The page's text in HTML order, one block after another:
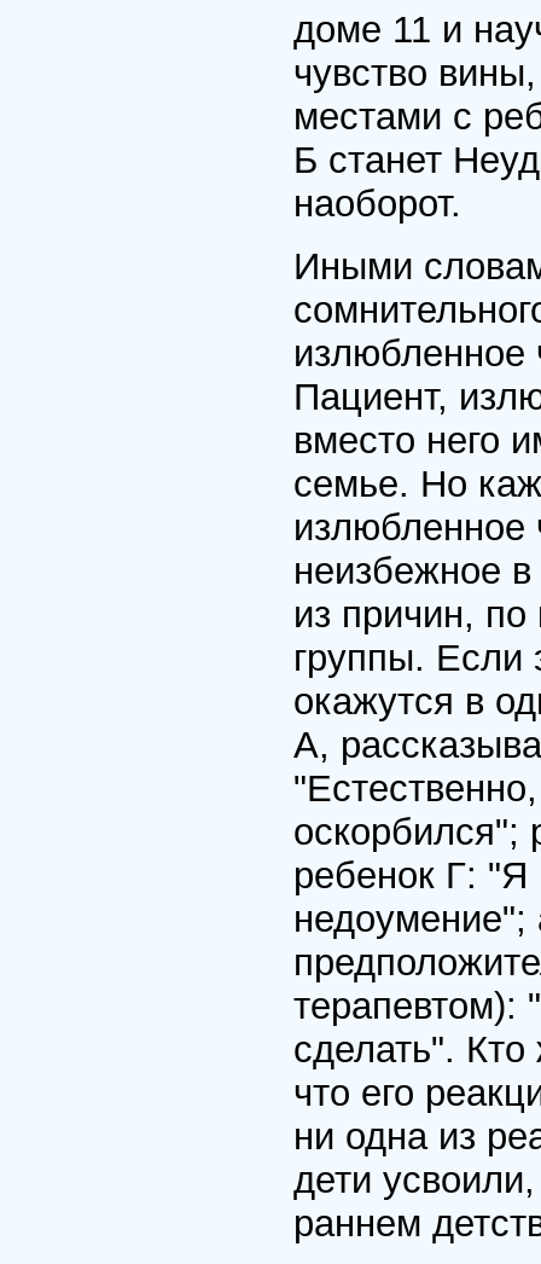
доме 11 и
чувство
местами с
Б станет
наоборот.
Иными
излюбленное
Пациент,
вместо него
семье. Но
излюбленное
неизбежное
из причин, по
группы. Если
окажутся в
А,
оскорбился";
ребенок Г:
недоумение";
терапевтом):
сделать".
что его
ни одна из
дети
раннем